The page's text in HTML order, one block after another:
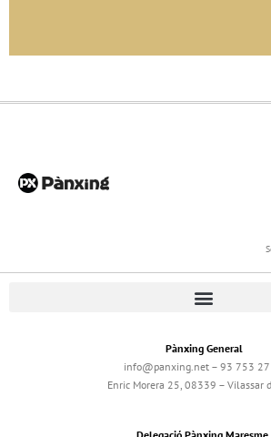
Pànxing General
info@panxing.net – 93 753 27
Enric Morera 25, 08339 – Vilassar